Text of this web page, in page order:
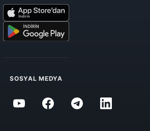
SOSYAL MEDYA